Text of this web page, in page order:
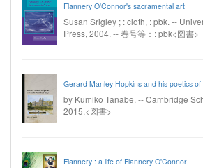
Flannery O'Connor's sacramental art
Susan Srigley ; : cloth, : pbk. --
Press, 2004. -- 巻号等：: pbk<図書>
Gerard Manley Hopkins and his poetics of
by Kumiko Tanabe. -- Cambridge
2015.<図書>
Flannery : a life of Flannery O'Connor